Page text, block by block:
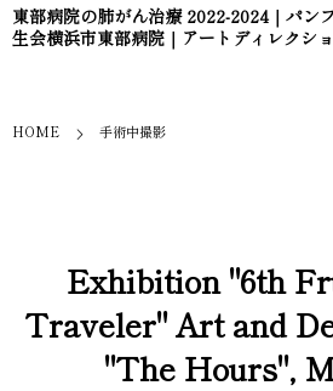
東部病院の肺がん治療 2022-2024｜パン
生会横浜市東部病院｜アートディレクシ
HOME 手術中撮影
Exhibition "6th
Traveler" Art and
"The Hours",